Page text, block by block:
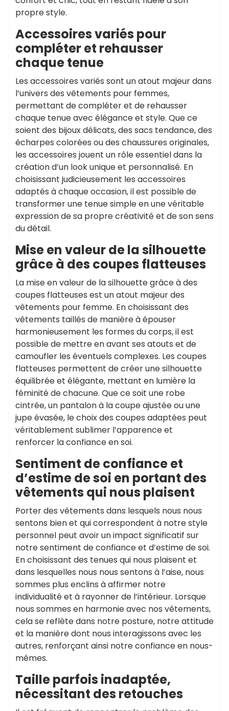
propre style.
Accessoires variés pour
compléter et rehausser
chaque tenue
Les accessoires variés sont un atout majeur dans
l’univers des vêtements pour femmes,
permettant de compléter et de rehausser
chaque tenue avec élégance et style. Que ce
soient des bijoux délicats, des sacs tendance, des
écharpes colorées ou des chaussures originales,
les accessoires jouent un rôle essentiel dans la
création d’un look unique et personnalisé. En
choisissant judicieusement les accessoires
adaptés à chaque occasion, il est possible de
transformer une tenue simple en une véritable
expression de sa propre créativité et de son sens
du détail.
Mise en valeur de la silhouette
grâce à des coupes flatteuses
La mise en valeur de la silhouette grâce à des
coupes flatteuses est un atout majeur des
vêtements pour femme. En choisissant des
vêtements taillés de manière à épouser
harmonieusement les formes du corps, il est
possible de mettre en avant ses atouts et de
camoufler les éventuels complexes. Les coupes
flatteuses permettent de créer une silhouette
équilibrée et élégante, mettant en lumière la
féminité de chacune. Que ce soit une robe
cintrée, un pantalon à la coupe ajustée ou une
jupe évasée, le choix des coupes adaptées peut
véritablement sublimer l’apparence et
renforcer la confiance en soi.
Sentiment de confiance et
d’estime de soi en portant des
vêtements qui nous plaisent
Porter des vêtements dans lesquels nous nous
sentons bien et qui correspondent à notre style
personnel peut avoir un impact significatif sur
notre sentiment de confiance et d’estime de soi.
En choisissant des tenues qui nous plaisent et
dans lesquelles nous nous sentons à l’aise, nous
sommes plus enclins à affirmer notre
individualité et à rayonner de l’intérieur. Lorsque
nous sommes en harmonie avec nos vêtements,
cela se reflète dans notre posture, notre attitude
et la manière dont nous interagissons avec les
autres, renforçant ainsi notre confiance en nous-
mêmes.
Taille parfois inadaptée,
nécessitant des retouches